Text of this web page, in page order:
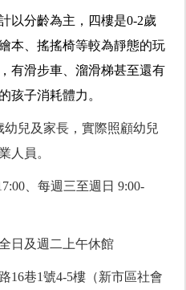
以分齡為主，四樓是0-2歲
本、搖搖椅等較為靜態的玩
有滑步車、溜滑梯甚至還有
孩子消耗體力。
幼兒及家長，實際照顧幼兒
人員。
、每週三至週日 9:00-
日及週二上午休館
16巷1號4-5樓（新市區社會